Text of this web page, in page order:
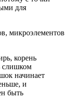
для
микроэлементов
корень
слишком
начинает
и
быть